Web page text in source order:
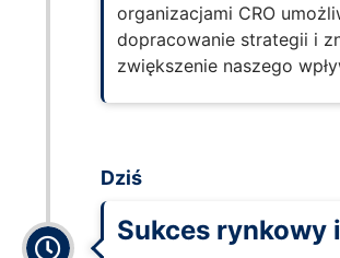
organizacjami CRO
dopracowanie strategii i
zwiększenie naszego
Dziś
Sukces rynkowy